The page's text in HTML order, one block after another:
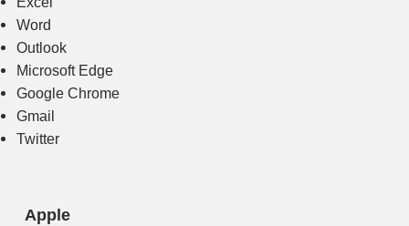
Word
Outlook
Microsoft Edge
Google Chrome
Gmail
Twitter
Apple